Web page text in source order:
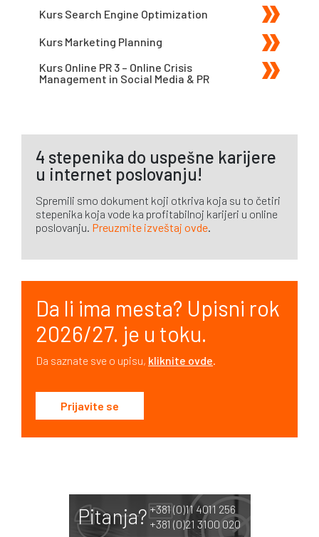
Pitanja? +381 (0)11 4011 256
+381 (0)21 3100 020
Kurs Search Engine Optimization
Kurs Marketing Planning
Kurs Online PR 3 – Online Crisis
Management in Social Media & PR
4 stepenika do uspešne karijere
u internet poslovanju!
Spremili smo dokument koji otkriva koja su to četiri
stepenika koja vode ka profitabilnoj karijeri u online
poslovanju. Preuzmite izveštaj ovde.
Da li ima mesta? Upisni rok
2026/27. je u toku.
Da saznate sve o upisu, kliknite ovde.
Prijavite se